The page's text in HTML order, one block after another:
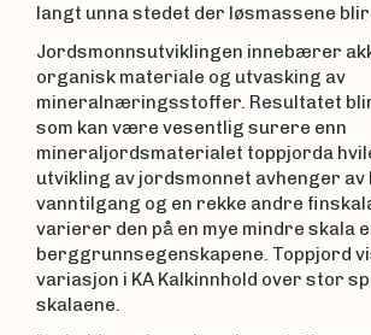
langt unna stedet der løsmassene
Jordsmonnsutviklingen innebærer
organisk materiale og utvasking av
mineralnæringsstoffer. Resultatet
som kan være vesentlig surere enn
mineraljordsmaterialet toppjorda
utvikling av jordsmonnet avhenger av
vanntilgang og en rekke andre
varierer den på en mye mindre skala
berggrunnsegenskapene. Toppjord
variasjon i KA Kalkinnhold over stor
skalaene.